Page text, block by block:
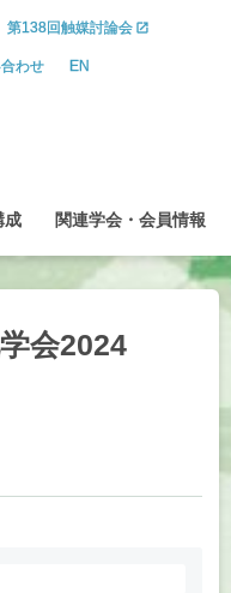
第138回触媒討論会
わせ EN
成 関連学会 ・ 会員情報
会2024